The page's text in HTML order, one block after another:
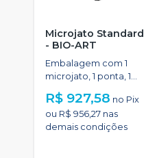
Microjato Standard
- BIO-ART
Embalagem com 1
microjato, 1 ponta, 1
alumínio com 50g, 1
conexão para equipo,
1 engate rápido e
R$ 927,58 no Pix
ou R$ 956,27 nas
demais condições